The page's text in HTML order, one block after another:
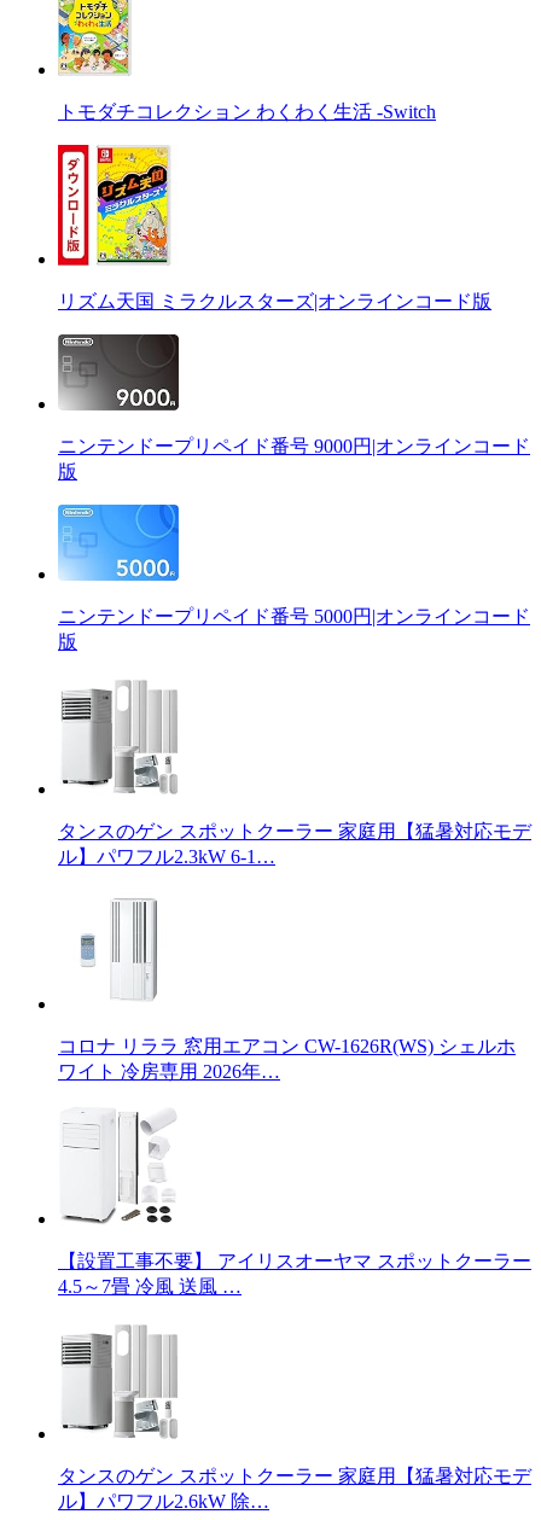
トモダチコレクション わくわく生活 -Switch
リズム天国 ミラクルスターズ|オンラインコード版
ニンテンドープリペイド番号 9000円|オンラインコード
版
ニンテンドープリペイド番号 5000円|オンラインコード
版
タンスのゲン スポットクーラー 家庭用【猛暑対応モデ
ル】パワフル2.3kW 6-1…
コロナ リララ 窓用エアコン CW-1626R(WS) シェルホ
ワイト 冷房専用 2026年…
【設置工事不要】 アイリスオーヤマ スポットクーラー
4.5～7畳 冷風 送風 …
タンスのゲン スポットクーラー 家庭用【猛暑対応モデ
ル】パワフル2.6kW 除…